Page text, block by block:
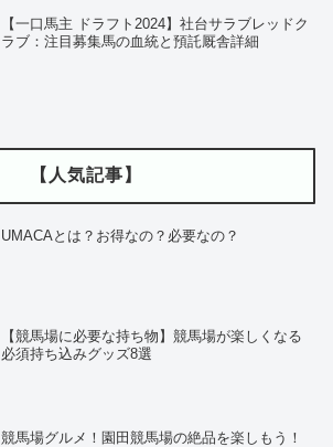
【一口馬主 ドラフト2024】社台サラブレッドク
ラブ：注目募集馬の血統と預託厩舎詳細
【人気記事】
UMACAとは？お得なの？必要なの？
【競馬場に必要な持ち物】競馬場が楽しくなる
必須持ち込みグッズ8選
競馬場グルメ！園田競馬場の絶品を楽しもう！